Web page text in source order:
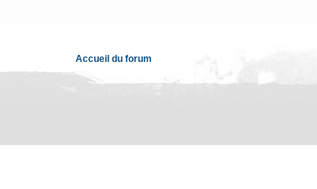
Accueil du forum